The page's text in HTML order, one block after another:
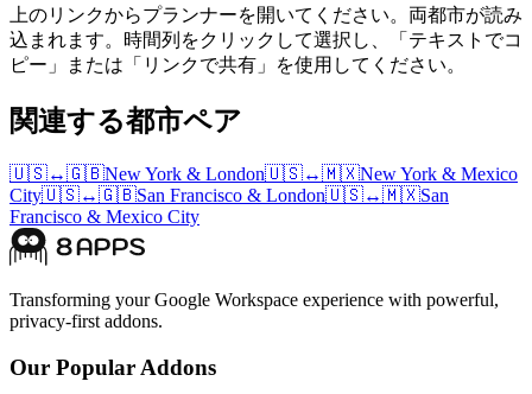
上のリンクからプランナーを開いてください。両都市が読み
込まれます。時間列をクリックして選択し、「テキストでコ
ピー」または「リンクで共有」を使用してください。
関連する都市ペア
🇺🇸↔🇬🇧New York & London🇺🇸↔🇲🇽New York & Mexico
City🇺🇸↔🇬🇧San Francisco & London🇺🇸↔🇲🇽San
Francisco & Mexico City
Transforming your Google Workspace experience with powerful,
privacy-first addons.
Our Popular Addons